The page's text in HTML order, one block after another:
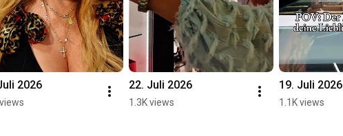
2026 22. Juli 2026
1.3K views
19. Juli 2026
1.1K views